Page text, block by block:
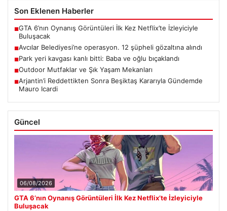
Son Eklenen Haberler
■GTA 6’nın Oynanış Görüntüleri İlk Kez Netflix’te İzleyiciyle
Buluşacak
■Avcılar Belediyesi’ne operasyon. 12 şüpheli gözaltına alındı
■Park yeri kavgası kanlı bitti: Baba ve oğlu bıçaklandı
■Outdoor Mutfaklar ve Şık Yaşam Mekanları
■Arjantin’i Reddettikten Sonra Beşiktaş Kararıyla Gündemde
Mauro Icardi
Güncel
06/08/2026
GTA 6’nın Oynanış Görüntüleri İlk Kez Netflix’te İzleyiciyle
Buluşacak